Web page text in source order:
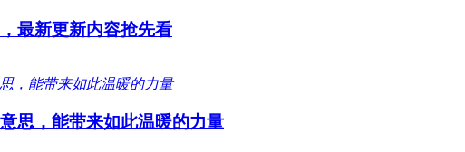
最新更新内容抢先看
思，能带来如此温暖的力量